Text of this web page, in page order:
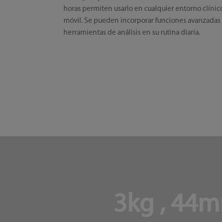
horas permiten usarlo en cualquier entorno
móvil. Se pueden incorporar funciones avanzadas
herramientas de análisis en su rutina diaria.